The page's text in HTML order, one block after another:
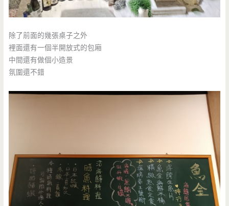
除了前面的幾張桌子之外
裡面還有一個半開放式的包廂
中間還有做個小造景
氛圍還不錯